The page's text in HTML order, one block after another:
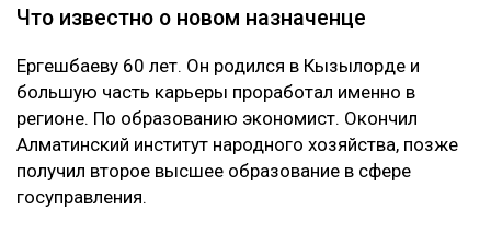
Что известно о новом назначенце
Ергешбаеву 60 лет. Он родился в Кызылорде и
большую часть карьеры проработал именно в
регионе. По образованию экономист. Окончил
Алматинский институт народного хозяйства, позже
получил второе высшее образование в сфере
госуправления.